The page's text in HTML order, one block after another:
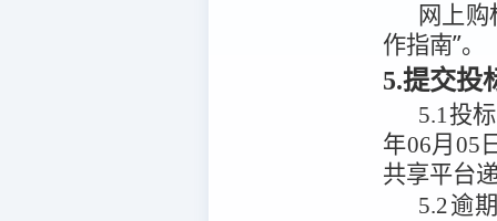
网上
作指南”。
5.提交投
5.1 投
年06月05
共享平台
5.2逾